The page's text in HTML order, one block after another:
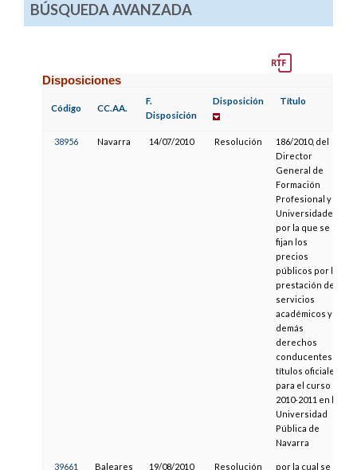
BÚSQUEDA AVANZADA
Disposiciones
Código CC.AA.
F.
Disposición
Disposición Título
38956 Navarra 14/07/2010 Resolución
186/2010, del
Director
General de
Formación
Profesional y
Universidades,
por la que se
fijan los
precios
públicos por la
prestación de
servicios
académicos y
demás
derechos
conducentes a
títulos oficiales
para el curso
2010-2011 en la
Universidad
Pública de
Navarra
39661 Baleares 19/08/2010 Resolución
por la cual se